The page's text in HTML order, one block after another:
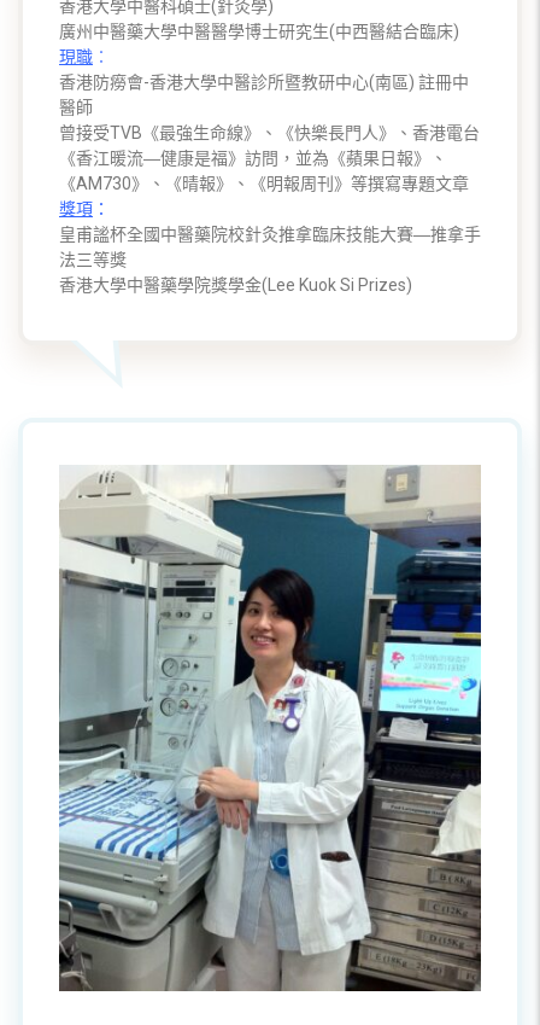
香港大學中醫科碩士(針灸學)
廣州中醫藥大學中醫醫學博士研究生(中西醫結合臨床)
現職 ︰
香港防癆會-香港大學中醫診所暨教研中心(南區) 註冊中
醫師
曾接受TVB《最強生命線》、《快樂長門人》、香港電台
《香江暖流―健康是福》訪問，並為《蘋果日報》、
《AM730》、《晴報》、《明報周刊》等撰寫專題文章
獎項 ：
皇甫謐杯全國中醫藥院校針灸推拿臨床技能大賽―推拿手
法三等獎
香港大學中醫藥學院獎學金(Lee Kuok Si Prizes)